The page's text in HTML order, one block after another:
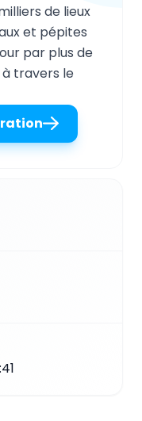
de lieux
et pépites
par plus de
à travers le